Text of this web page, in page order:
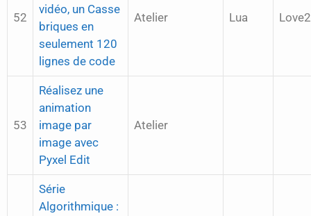
52
vidéo, un Casse
briques en
seulement 120
lignes de code
Atelier Lua
53
Réalisez une
animation
image par
image avec
Pyxel Edit
Atelier
Série
Algorithmique :